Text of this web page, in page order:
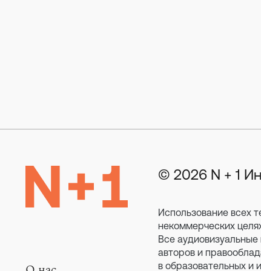
© 2026 N + 1
Использование всех
некоммерческих
Все
авторов и
в образовательных и